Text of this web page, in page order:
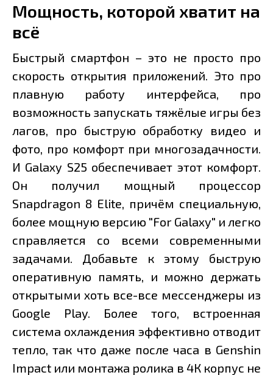
Мощность, которой хватит на
всё
Быстрый смартфон – это не просто про
скорость открытия приложений. Это про
плавную работу интерфейса, про
возможность запускать тяжёлые игры без
лагов, про быструю обработку видео и
фото, про комфорт при многозадачности.
И Galaxy S25 обеспечивает этот комфорт.
Он получил мощный процессор
Snapdragon 8 Elite, причём специальную,
более мощную версию "For Galaxy" и легко
справляется со всеми современными
задачами. Добавьте к этому быструю
оперативную память, и можно держать
открытыми хоть все-все мессенджеры из
Google Play. Более того, встроенная
система охлаждения эффективно отводит
тепло, так что даже после часа в Genshin
Impact или монтажа ролика в 4К корпус не